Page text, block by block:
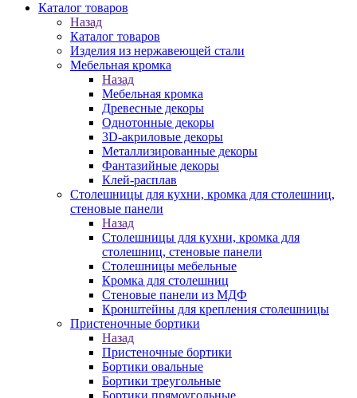
Каталог товаров
Назад
Каталог товаров
Изделия из нержавеющей стали
Мебельная кромка
Назад
Мебельная кромка
Древесные декоры
Однотонные декоры
3D-акриловые декоры
Металлизированные декоры
Фантазийные декоры
Клей-расплав
Столешницы для кухни, кромка для столешниц,
стеновые панели
Назад
Столешницы для кухни, кромка для
столешниц, стеновые панели
Столешницы мебельные
Кромка для столешниц
Стеновые панели из МДФ
Кронштейны для крепления столешницы
Пристеночные бортики
Назад
Пристеночные бортики
Бортики овальные
Бортики треугольные
Бортики прямоугольные